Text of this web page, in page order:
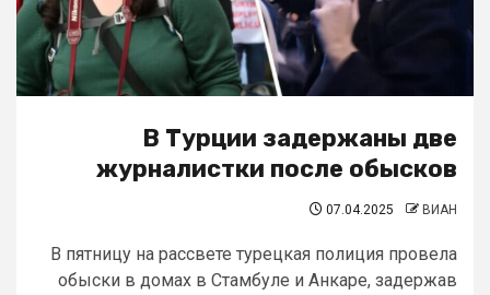
В Турции задержаны две
журналистки после обысков
07.04.2025 ВИАН
В пятницу на рассвете турецкая полиция провела
обыски в домах в Стамбуле и Анкаре, задержав